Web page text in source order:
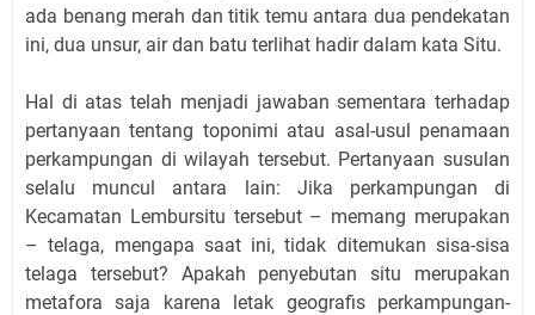
ada benang merah dan titik temu antara dua pendekatan
ini, dua unsur, air dan batu terlihat hadir dalam kata Situ.
Hal di atas telah menjadi jawaban sementara terhadap
pertanyaan tentang toponimi atau asal-usul penamaan
perkampungan di wilayah tersebut. Pertanyaan susulan
selalu muncul antara lain: Jika perkampungan di
Kecamatan Lembursitu tersebut – memang merupakan
– telaga, mengapa saat ini, tidak ditemukan sisa-sisa
telaga tersebut? Apakah penyebutan situ merupakan
metafora saja karena letak geografis perkampungan-